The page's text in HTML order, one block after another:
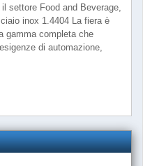
settore Food and Beverage,
inox 1.4404 La fiera è
gamma completa che
di automazione,